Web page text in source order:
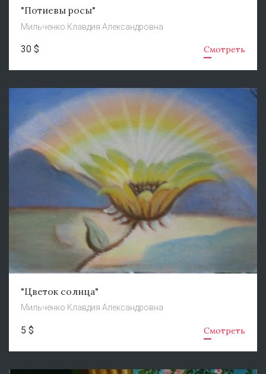
"Потиевы росы"
Мильченко Клавдия Александровна
30 $ Смотреть
"Цветок солнца"
Мильченко Клавдия Александровна
5 $ Смотреть